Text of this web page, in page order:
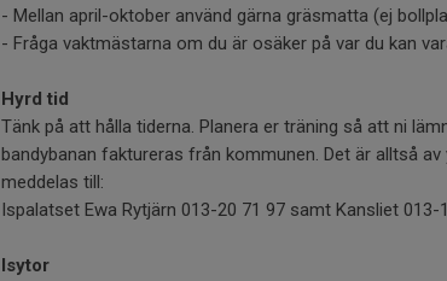
- Mellan april-oktober använd gärna gräsmatta (ej
- Fråga vaktmästarna om du är osäker på var du kan
Hyrd tid
Tänk på att hålla tiderna. Planera er träning så att ni
bandybanan faktureras från kommunen. Det är alltså
meddelas till:
Ispalatset Ewa Rytjärn 013-20 71 97 samt Kansliet 013-
Isytor